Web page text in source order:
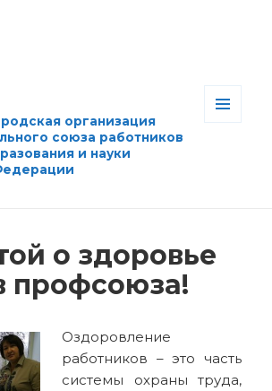
организация
союза работников
и науки
о здоровье
профсоюза!
Оздоровление
работников – это часть
системы охраны труда,